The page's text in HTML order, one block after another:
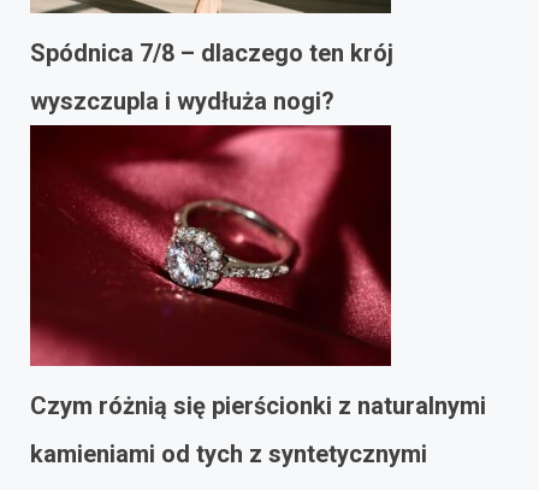
Spódnica 7/8 – dlaczego ten krój
wyszczupla i wydłuża nogi?
Czym różnią się pierścionki z naturalnymi
kamieniami od tych z syntetycznymi